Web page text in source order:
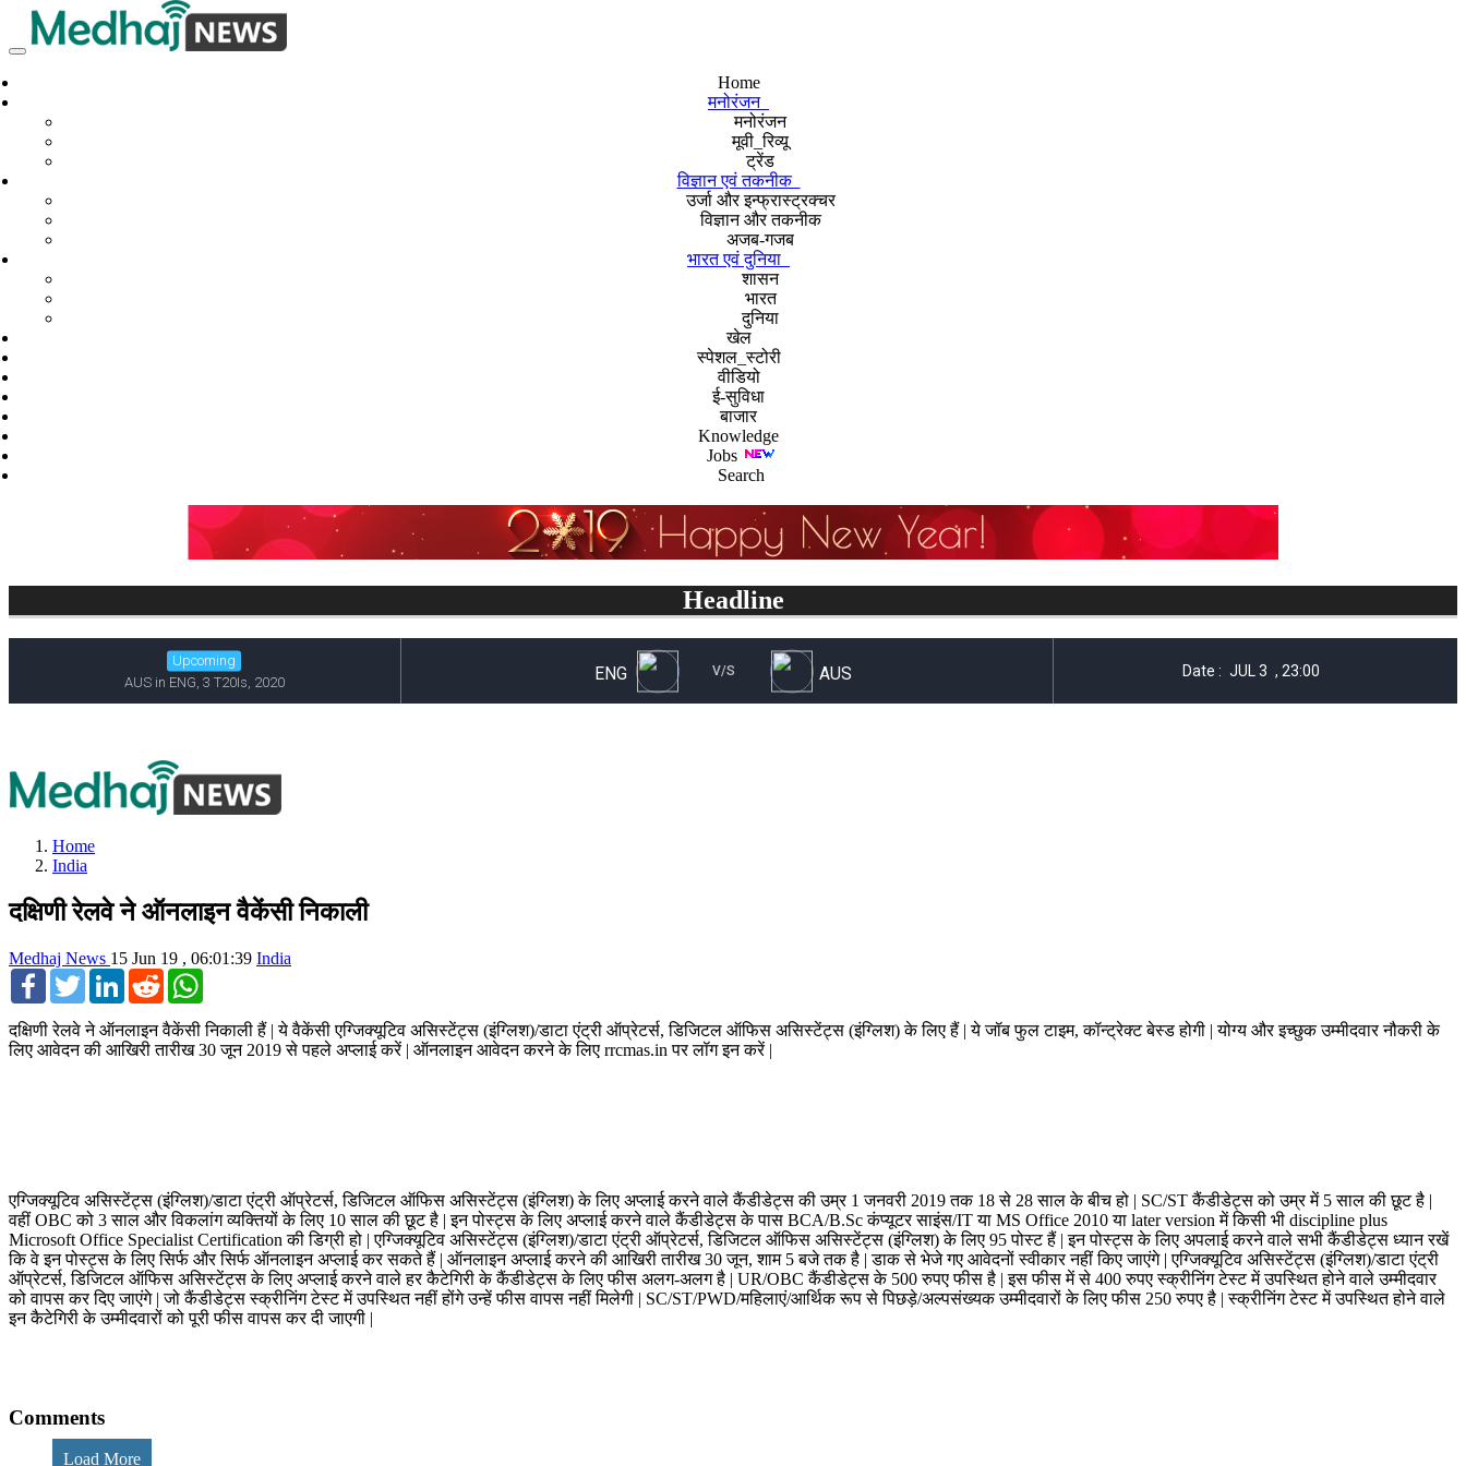
Home
मनोरंजन
मनोरंजन
मूवी_रिव्यू
ट्रेंड
विज्ञान एवं तकनीक
उर्जा और इन्फ्रास्ट्रक्चर
विज्ञान और तकनीक
अजब-गजब
भारत एवं दुनिया
शासन
भारत
दुनिया
खेल
स्पेशल_स्टोरी
वीडियो
ई-सुविधा
बाजार
Knowledge
Jobs
Search
Headline
Home
India
दक्षिणी रेलवे ने ऑनलाइन वैकेंसी निकाली
Medhaj News 15 Jun 19 , 06:01:39 India
FacebookTwitterLinkedInReddit
दक्षिणी रेलवे ने ऑनलाइन वैकेंसी निकाली हैं | ये वैकेंसी एग्जिक्यूटिव असिस्टेंट्स (इंग्लिश)/डाटा एंट्री ऑप्रेटर्स, डिजिटल ऑफिस असिस्टेंट्स (इंग्लिश) के लिए हैं | ये जॉब फुल टाइम, कॉन्ट्रेक्ट बेस्ड होगी | योग्य और इच्छुक उम्मीदवार नौकरी के
लिए आवेदन की आखिरी तारीख 30 जून 2019 से पहले अप्लाई करें | ऑनलाइन आवेदन करने के लिए rrcmas.in पर लॉग इन करें |
एग्जिक्यूटिव असिस्टेंट्स (इंग्लिश)/डाटा एंट्री ऑप्रेटर्स, डिजिटल ऑफिस असिस्टेंट्स (इंग्लिश) के लिए अप्लाई करने वाले कैंडीडेट्स की उम्र 1 जनवरी 2019 तक 18 से 28 साल के बीच हो | SC/ST कैंडीडेट्स को उम्र में 5 साल की छूट है |
वहीं OBC को 3 साल और विकलांग व्यक्तियों के लिए 10 साल की छूट है | इन पोस्ट्स के लिए अप्लाई करने वाले कैंडीडेट्स के पास BCA/B.Sc कंप्यूटर साइंस/IT या MS Office 2010 या later version में किसी भी discipline plus
Microsoft Office Specialist Certification की डिग्री हो | एग्जिक्यूटिव असिस्टेंट्स (इंग्लिश)/डाटा एंट्री ऑप्रेटर्स, डिजिटल ऑफिस असिस्टेंट्स (इंग्लिश) के लिए 95 पोस्ट हैं | इन पोस्ट्स के लिए अपलाई करने वाले सभी कैंडीडेट्स ध्यान रखें
कि वे इन पोस्ट्स के लिए सिर्फ और सिर्फ ऑनलाइन अप्लाई कर सकते हैं | ऑनलाइन अप्लाई करने की आखिरी तारीख 30 जून, शाम 5 बजे तक है | डाक से भेजे गए आवेदनों स्वीकार नहीं किए जाएंगे | एग्जिक्यूटिव असिस्टेंट्स (इंग्लिश)/डाटा एंट्री
ऑप्रेटर्स, डिजिटल ऑफिस असिस्टेंट्स के लिए अप्लाई करने वाले हर कैटेगिरी के कैंडीडेट्स के लिए फीस अलग-अलग है | UR/OBC कैंडीडेट्स के 500 रुपए फीस है | इस फीस में से 400 रुपए स्क्रीनिंग टेस्ट में उपस्थित होने वाले उम्मीदवार
को वापस कर दिए जाएंगे | जो कैंडीडेट्स स्क्रीनिंग टेस्ट में उपस्थित नहीं होंगे उन्हें फीस वापस नहीं मिलेगी | SC/ST/PWD/महिलाएं/आर्थिक रूप से पिछड़े/अल्पसंख्यक उम्मीदवारों के लिए फीस 250 रुपए है | स्क्रीनिंग टेस्ट में उपस्थित होने वाले
इन कैटेगिरी के उम्मीदवारों को पूरी फीस वापस कर दी जाएगी |
Comments
Load More